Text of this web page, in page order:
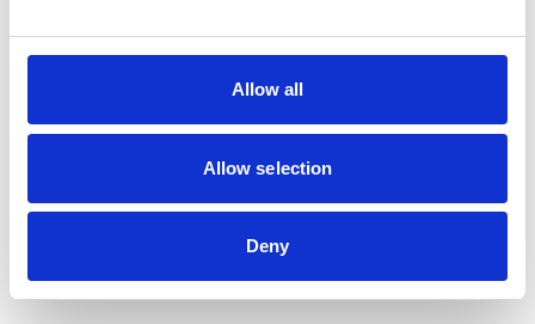
Allow all
Allow selection
Deny
Viktring